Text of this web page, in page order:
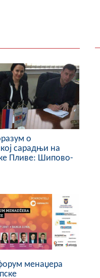
о
сарадњи на
Пливе: Шипово-
менаџера